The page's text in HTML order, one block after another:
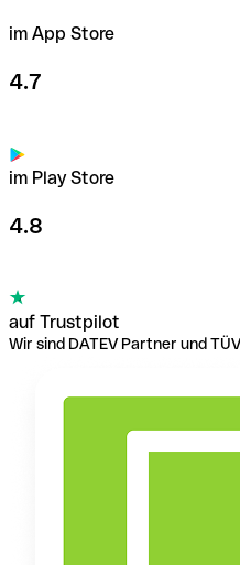
im App Store
4.7
im Play Store
4.8
auf Trustpilot
Wir sind DATEV Partner und